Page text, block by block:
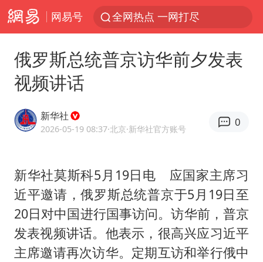
网易号 全网热点 一网打尽
俄罗斯总统普京访华前夕发表
视频讲话
新华社
2026-05-19 08:37·北京·新华社官方账号
0
新华社莫斯科5月19日电 应国家主席习
近平邀请，俄罗斯总统普京于5月19日至
20日对中国进行国事访问。访华前，普京
发表视频讲话。他表示，很高兴应习近平
主席邀请再次访华。定期互访和举行俄中